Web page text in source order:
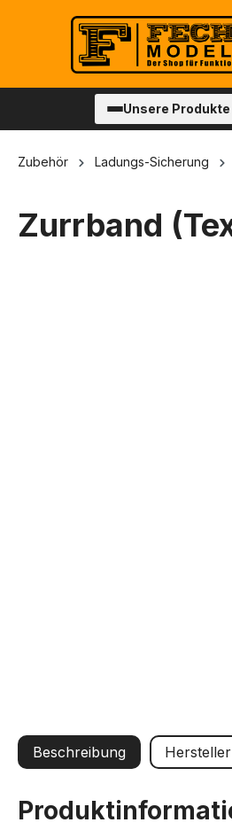
Zur Hauptnavigation
Unsere Produkte
Zubehör Ladungs-Sicherung
Zurrband
Beschreibung Hersteller